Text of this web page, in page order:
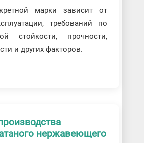
марки зависит от
требований по
стойкости, прочности,
и других факторов.
нержавеющего